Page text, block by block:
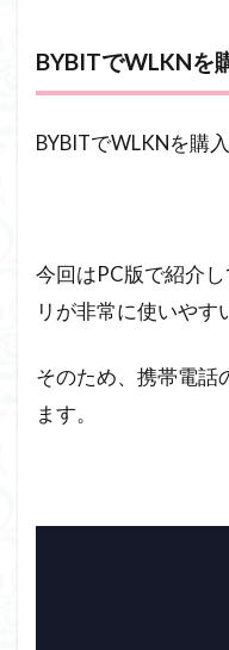
BYBITでWLKNを
BYBITでWLKNを購
今回はPC版で紹介
リが非常に使いやす
そのため、携帯電話
ます。